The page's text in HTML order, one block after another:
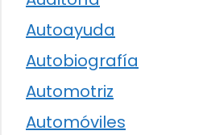
Autoayuda
Autobiografía
Automotriz
Automóviles